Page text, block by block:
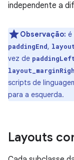
independente a
Observação: é
paddingEnd,
vez de
scripts de
para a esquerda.
Layouts